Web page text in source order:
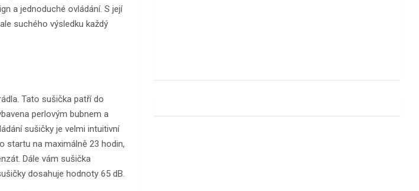
a jednoduché ovládání. S její
suchého výsledku každý
Tato sušička patří do
perlovým bubnem a
sušičky je velmi intuitivní
startu na maximálně 23 hodin,
Dále vám sušička
dosahuje hodnoty 65 dB.